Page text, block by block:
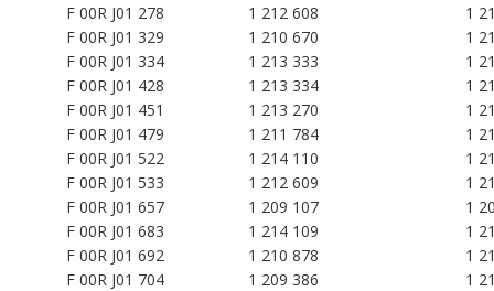
F 00RJ01 278 1 212 608
1
F 00RJ01 329 1 210 670
1
F 00RJ01 334 1 213 333
1
F 00RJ01 428 1 213 334
1
F 00RJ01 451 1 213 270
1
F 00RJ01 479 1 211 784
1
F 00RJ01 522 1 214 110
1
F 00RJ01 533 1 212 609
1
F 00RJ01 657 1 209 107
1
F 00RJ01 683 1 214 109
1
F 00RJ01 692 1 210 878
1
F 00RJ01 704 1 209 386
1